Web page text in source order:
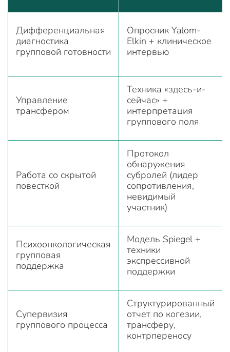
Дифференциальная
диагностика
групповой готовности
Опросник Yalom-
Elkin + клиническое
интервью
Управление
трансфером
Техника «здесь-и-
сейчас» +
интерпретация
группового поля
Работа со скрытой
повесткой
Протокол
обнаружения
субролей (лидер
сопротивления,
невидимый
участник)
Психоонкологическая
групповая
поддержка
Модель Spiegel +
техники
экспрессивной
поддержки
Супервизия
группового процесса
Структурированный
отчет по когезии,
трансферу,
контрпереносу